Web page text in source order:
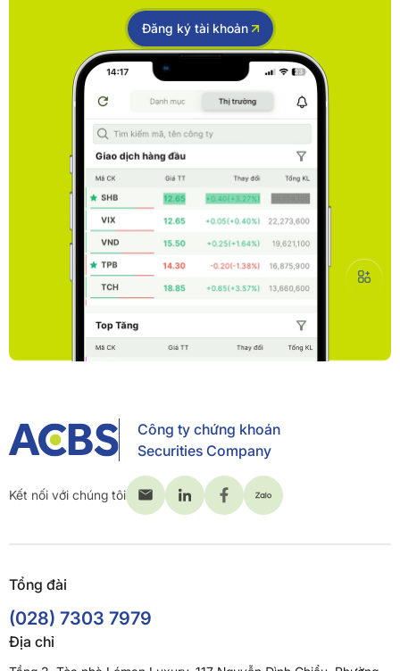
Đăng ký tài khoản
Công ty chứng khoán
Securities Company
Kết nối với chúng tôi
Tổng đài
(028) 7303 7979
Địa chỉ